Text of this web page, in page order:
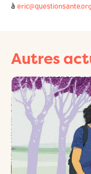
àeric@questionsante.org
Autres